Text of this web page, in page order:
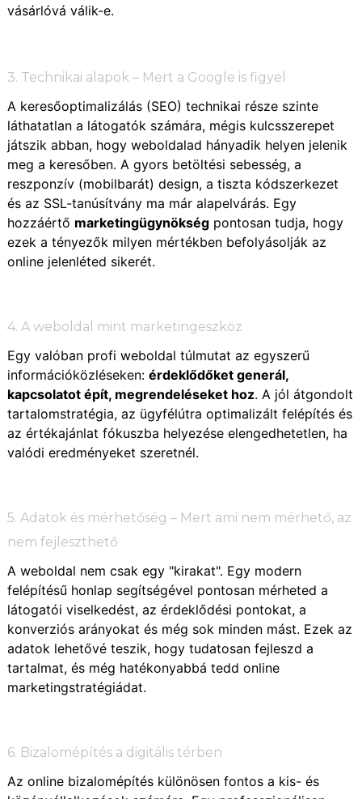
vásárlóvá válik-e.
3. Technikai alapok – Mert a Google is figyel
A keresőoptimalizálás (SEO) technikai része szinte
láthatatlan a látogatók számára, mégis kulcsszerepet
játszik abban, hogy weboldalad hányadik helyen jelenik
meg a keresőben. A gyors betöltési sebesség, a
reszponzív (mobilbarát) design, a tiszta kódszerkezet
és az SSL-tanúsítvány ma már alapelvárás. Egy
hozzáértő marketingügynökségpontosan tudja, hogy
ezek a tényezők milyen mértékben befolyásolják az
online jelenléted sikerét.
4. A weboldal mint marketingeszköz
Egy valóban profi weboldal túlmutat az egyszerű
információközléseken: érdeklődőket generál,
kapcsolatot épít, megrendeléseket hoz. A jól átgondolt
tartalomstratégia, az ügyfélútra optimalizált felépítés és
az értékajánlat fókuszba helyezése elengedhetetlen, ha
valódi eredményeket szeretnél.
5. Adatok és mérhetőség – Mert ami nem mérhető, az
nem fejleszthető
A weboldal nem csak egy "kirakat". Egy modern
felépítésű honlap segítségével pontosan mérheted a
látogatói viselkedést, az érdeklődési pontokat, a
konverziós arányokat és még sok minden mást. Ezek az
adatok lehetővé teszik, hogy tudatosan fejleszd a
tartalmat, és még hatékonyabbá tedd online
marketingstratégiádat.
6. Bizalomépítés a digitális térben
Az online bizalomépítés különösen fontos a kis- és